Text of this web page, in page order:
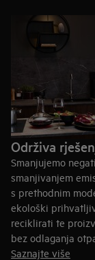
Održiva
Smanjujemo
smanjivanjem
s prethodnim
ekološki
reciklirati te
bez odlaganja
Saznajte više